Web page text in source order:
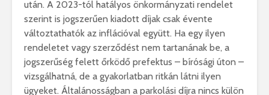
után. A 2023-tól hatályos önkormányzati rendelet
szerint is jogszerűen kiadott díjak csak évente
változtathatók az inflációval együtt. Ha egy ilyen
rendeletet vagy szerződést nem tartanának be, a
jogszerűség felett őrködő prefektus – bírósági úton –
vizsgálhatná, de a gyakorlatban ritkán látni ilyen
ügyeket. Általánosságban a parkolási díjra nincs külön